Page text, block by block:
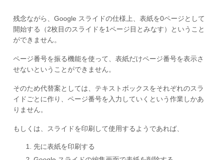
残念ながら、Google スライドの仕様上、表紙を0ページとして
開始する（2枚目のスライドを1ページ目とみなす）ということ
ができません。
ページ番号を振る機能を使って、表紙だけページ番号を表示さ
せないということができません。
そのため代替案としては、テキストボックスをそれぞれのスラ
イドごとに作り、ページ番号を入力していくという作業しかあ
りません。
もしくは、スライドを印刷して使用するようであれば、
先に表紙を印刷する